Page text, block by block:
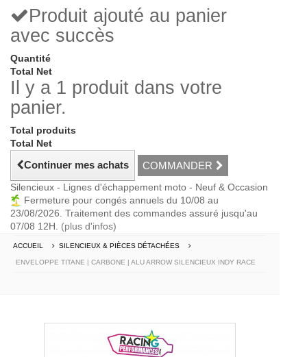
Produit ajouté au panier
avec succès
Quantité
Total Net
Il y a 1 produit dans votre
panier.
Total produits
Total Net
Continuer mes achats COMMANDER
Silencieux - Lignes d'échappement moto - Neuf & Occasion
Fermeture pour congés annuels du 10/08 au
23/08/2026. Traitement des commandes assuré jusqu'au
07/08 12H. (plus d'infos)
ACCUEIL SILENCIEUX & PIÈCES DÉTACHÉES
ENVELOPPE TITANE | CARBONE | ALU ARROW SILENCIEUX INDY RACE